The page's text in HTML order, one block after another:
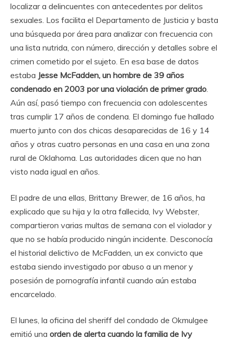
localizar a delincuentes con antecedentes por delitos
sexuales. Los facilita el Departamento de Justicia y basta
una búsqueda por área para analizar con frecuencia con
una lista nutrida, con número, dirección y detalles sobre el
crimen cometido por el sujeto. En esa base de datos
estaba Jesse McFadden, un hombre de 39 años
condenado en 2003 por una violación de primer grado
Aún así, pasó tiempo con frecuencia con adolescentes
tras cumplir 17 años de condena. El domingo fue hallado
muerto junto con dos chicas desaparecidas de 16 y 14
años y otras cuatro personas en una casa en una zona
rural de Oklahoma. Las autoridades dicen que no han
visto nada igual en años.
El padre de una ellas, Brittany Brewer, de 16 años, ha
explicado que su hija y la otra fallecida, Ivy Webster,
compartieron varias multas de semana con el violador y
que no se había producido ningún incidente. Desconocía
el historial delictivo de McFadden, un ex convicto que
estaba siendo investigado por abuso a un menor y
posesión de pornografía infantil cuando aún estaba
encarcelado.
El lunes, la oficina del sheriff del condado de Okmulgee
emitió una orden de alerta cuando la familia de Ivy